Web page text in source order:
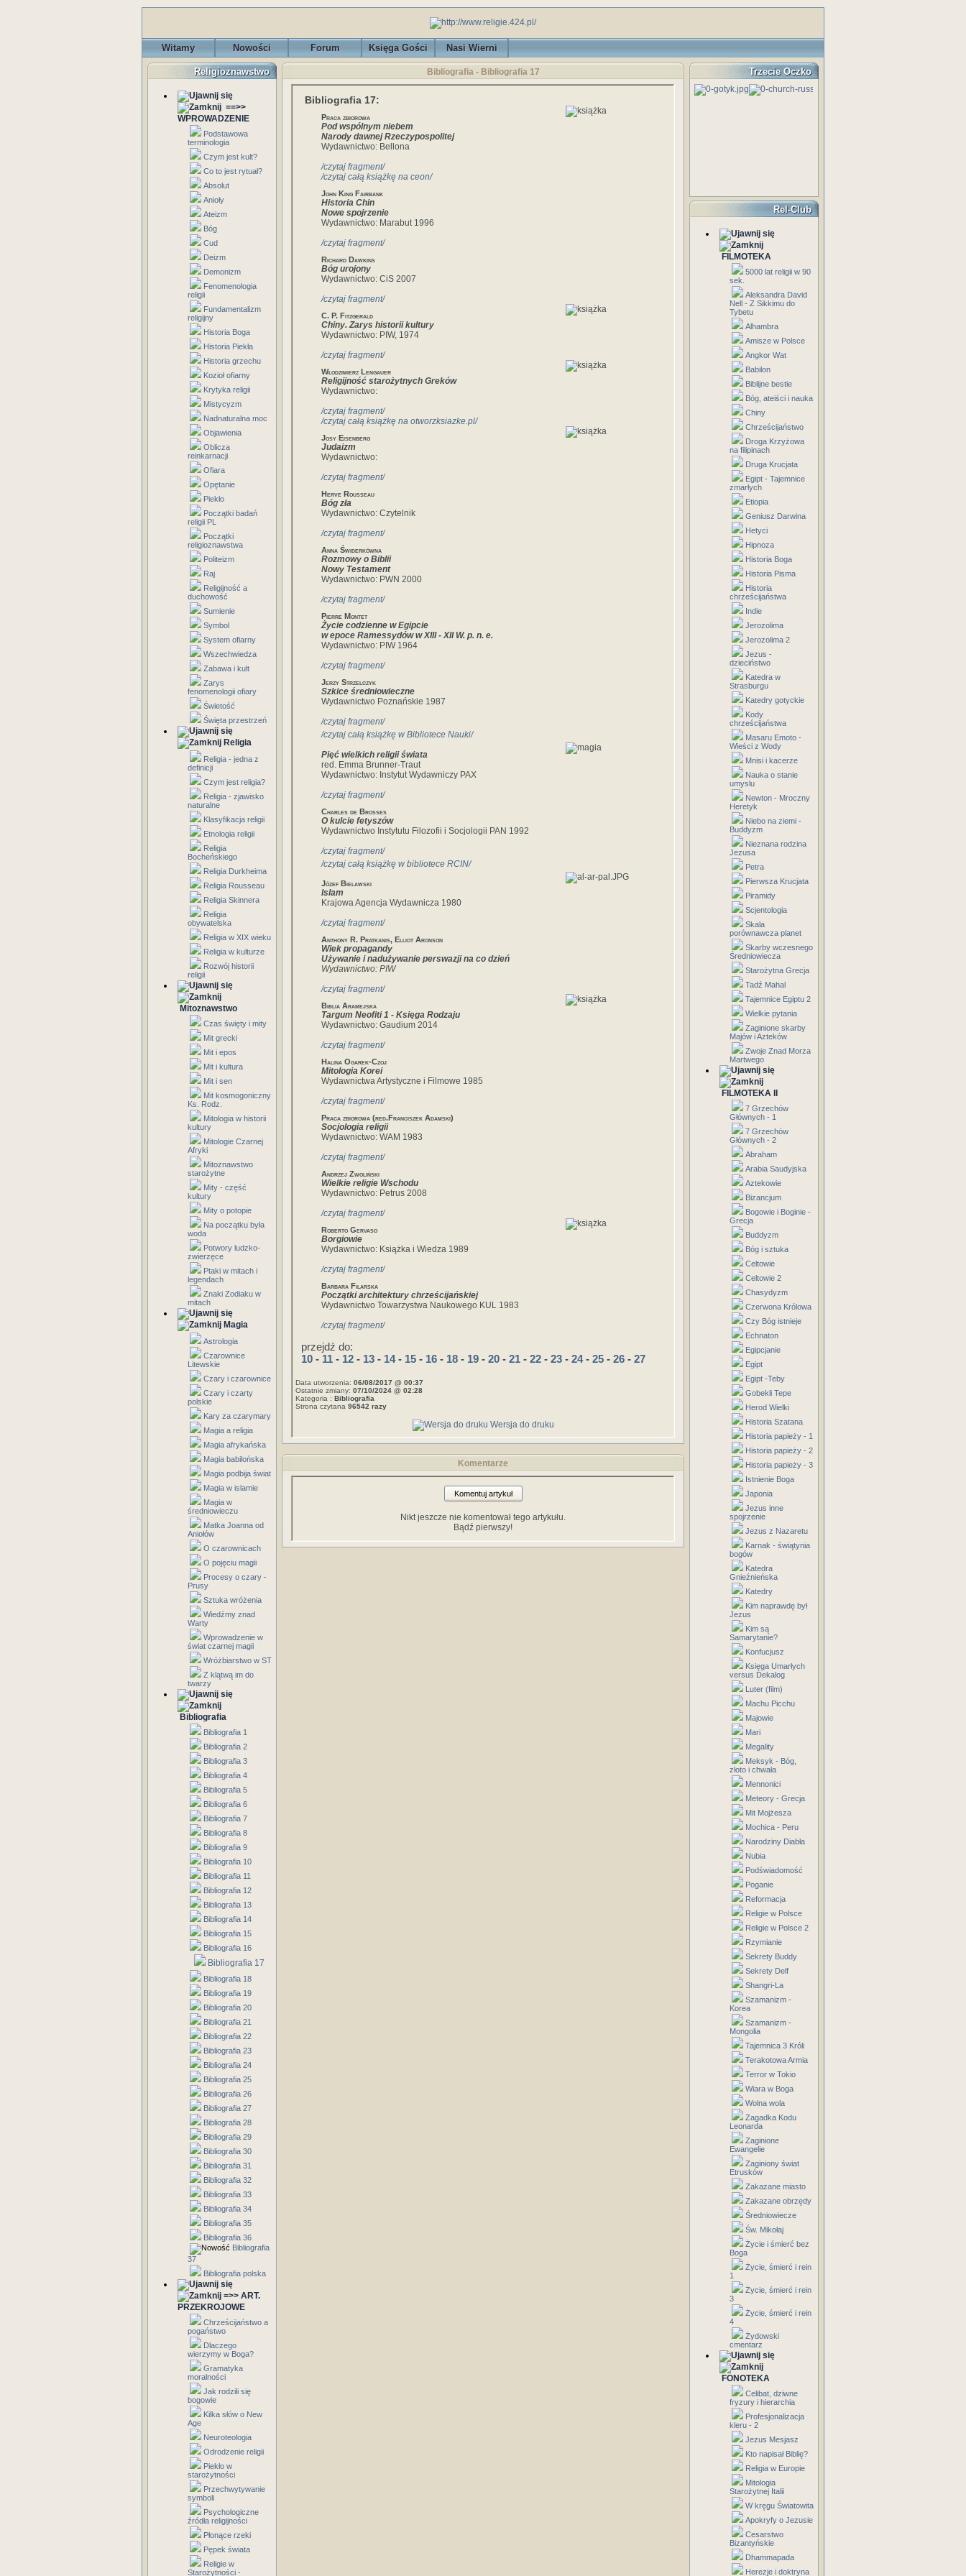
Witamy Nowości Forum Księga Gości Nasi Wierni
Religioznawstwo
==>>
WPROWADZENIE
Podstawowa
terminologia
Czym jest kult?
Co to jest rytuał?
Absolut
Anioły
Ateizm
Bóg
Cud
Deizm
Demonizm
Fenomenologia
religii
Fundamentalizm
religijny
Historia Boga
Historia Piekła
Historia grzechu
Kozioł ofiarny
Krytyka religii
Mistycyzm
Nadnaturalna moc
Objawienia
Oblicza
reinkarnacji
Ofiara
Opętanie
Piekło
Początki badań
religii PL
Początki
religioznawstwa
Politeizm
Raj
Religijność a
duchowość
Sumienie
Symbol
System ofiarny
Wszechwiedza
Zabawa i kult
Zarys
fenomenologii ofiary
Świetość
Święta przestrzeń
Religia
Religia - jedna z
definicji
Czym jest religia?
Religia - zjawisko
naturalne
Klasyfikacja religii
Etnologia religii
Religia
Bocheńskiego
Religia Durkheima
Religia Rousseau
Religia Skinnera
Religia
obywatelska
Religia w XIX wieku
Religia w kulturze
Rozwój historii
religii
Mitoznawstwo
Czas święty i mity
Mit grecki
Mit i epos
Mit i kultura
Mit i sen
Mit kosmogoniczny
Ks. Rodz.
Mitologia w historii
kultury
Mitologie Czarnej
Afryki
Mitoznawstwo
starożytne
Mity - część
kultury
Mity o potopie
Na początku była
woda
Potwory ludzko-
zwierzęce
Ptaki w mitach i
legendach
Znaki Zodiaku w
mitach
Magia
Astrologia
Czarownice
Litewskie
Czary i czarownice
Czary i czarty
polskie
Kary za czarymary
Magia a religia
Magia afrykańska
Magia babilońska
Magia podbija świat
Magia w islamie
Magia w
średniowieczu
Matka Joanna od
Aniołów
O czarownicach
O pojęciu magii
Procesy o czary -
Prusy
Sztuka wróżenia
Wiedźmy znad
Warty
Wprowadzenie w
świat czarnej magii
Wróżbiarstwo w ST
Z klątwą im do
twarzy
Bibliografia
Bibliografia 1
Bibliografia 2
Bibliografia 3
Bibliografia 4
Bibliografia 5
Bibliografia 6
Bibliografia 7
Bibliografia 8
Bibliografia 9
Bibliografia 10
Bibliografia 11
Bibliografia 12
Bibliografia 13
Bibliografia 14
Bibliografia 15
Bibliografia 16
Bibliografia 17
Bibliografia 18
Bibliografia 19
Bibliografia 20
Bibliografia 21
Bibliografia 22
Bibliografia 23
Bibliografia 24
Bibliografia 25
Bibliografia 26
Bibliografia 27
Bibliografia 28
Bibliografia 29
Bibliografia 30
Bibliografia 31
Bibliografia 32
Bibliografia 33
Bibliografia 34
Bibliografia 35
Bibliografia 36
Bibliografia
37
Bibliografia polska
=>> ART.
PRZEKROJOWE
Chrześcijaństwo a
pogaństwo
Dlaczego
wierzymy w Boga?
Gramatyka
moralności
Jak rodzili się
bogowie
Kilka słów o New
Age
Neuroteologia
Odrodzenie religii
Piekło w
starożytności
Przechwytywanie
symboli
Psychologiczne
źródła religijności
Płonące rzeki
Pępek świata
Religie w
Starożytności -
Bibliografia - Bibliografia 17
Bibliografia 17:
Praca zbiorowa
Pod wspólnym niebem
Narody dawnej Rzeczypospolitej
Wydawnictwo: Bellona
/czytaj fragment/
/czytaj całą książkę na ceon/
John King Fairbank
Historia Chin
Nowe spojrzenie
Wydawnictwo: Marabut 1996
/czytaj fragment/
Richard Dawkins
Bóg urojony
Wydawnictwo: CiS 2007
/czytaj fragment/
C. P. Fitzgerald
Chiny. Zarys historii kultury
Wydawnictwo: PIW, 1974
/czytaj fragment/
Włodzimierz Lengauer
Religijność starożytnych Greków
Wydawnictwo:
/czytaj fragment/
/czytaj całą książkę na otworzksiazke.pl/
Josy Eisenberg
Judaizm
Wydawnictwo:
/czytaj fragment/
Herve Rousseau
Bóg zła
Wydawnictwo: Czytelnik
/czytaj fragment/
Anna Świderkówna
Rozmowy o Biblii
Nowy Testament
Wydawnictwo: PWN 2000
/czytaj fragment/
Pierre Montet
Życie codzienne w Egipcie
w epoce Ramessydów w XIII - XII W. p. n. e.
Wydawnictwo: PIW 1964
/czytaj fragment/
Jerzy Strzelczyk
Szkice średniowieczne
Wydawnictwo Poznańskie 1987
/czytaj fragment/
/czytaj całą książkę w Bibliotece Nauki/
Pięć wielkich religii świata
red. Emma Brunner-Traut
Wydawnictwo: Instytut Wydawniczy PAX
/czytaj fragment/
Charles de Brosses
O kulcie fetyszów
Wydawnictwo Instytutu Filozofii i Socjologii PAN 1992
/czytaj fragment/
/czytaj całą książkę w bibliotece RCIN/
Józef Bielawski
Islam
Krajowa Agencja Wydawnicza 1980
/czytaj fragment/
Anthony R. Pratkanis, Elliot Aronson
Wiek propagandy
Używanie i nadużywanie perswazji na co dzień
Wydawnictwo: PIW
/czytaj fragment/
Biblia Aramejska
Targum Neofiti 1 - Księga Rodzaju
Wydawnictwo: Gaudium 2014
/czytaj fragment/
Halina Ogarek-Czoj
Mitologia Korei
Wydawnictwa Artystyczne i Filmowe 1985
/czytaj fragment/
Praca zbiorowa (red.Franciszek Adamski)
Socjologia religii
Wydawnictwo: WAM 1983
/czytaj fragment/
Andrzej Zwoliński
Wielkie religie Wschodu
Wydawnictwo: Petrus 2008
/czytaj fragment/
Roberto Gervaso
Borgiowie
Wydawnictwo: Książka i Wiedza 1989
/czytaj fragment/
Barbara Filarska
Początki architektury chrześcijańskiej
Wydawnictwo Towarzystwa Naukowego KUL 1983
/czytaj fragment/
przejdź do:
10 - 11 - 12 - 13 - 14- 15 - 16 - 18 - 19 - 20 - 21 - 22 - 23 - 24- 25 - 26 - 27
Data utworzenia: 06/08/2017 @ 00:37
Ostatnie zmiany: 07/10/2024 @ 02:28
Kategoria : Bibliografia
Strona czytana 96542 razy
Wersja do druku
Komentarze
Komentuj artykuł
Nikt jeszcze nie komentował tego artykułu.
Bądź pierwszy!
Trzecie Oczko
Rel-Club
FILMOTEKA
5000 lat religii w 90
sek.
Aleksandra David
Nell - Z Sikkimu do
Tybetu
Alhambra
Amisze w Polsce
Angkor Wat
Babilon
Biblijne bestie
Bóg, ateiści i nauka
Chiny
Chrześcijaństwo
Droga Krzyżowa
na filipinach
Druga Krucjata
Egipt - Tajemnice
zmarłych
Etiopia
Geniusz Darwina
Hetyci
Hipnoza
Historia Boga
Historia Pisma
Historia
chrześcijaństwa
Indie
Jerozolima
Jerozolima 2
Jezus -
dzieciństwo
Katedra w
Strasburgu
Katedry gotyckie
Kody
chrześcijaństwa
Masaru Emoto -
Wieści z Wody
Mnisi i kacerze
Nauka o stanie
umyslu
Newton - Mroczny
Heretyk
Niebo na ziemi -
Buddyzm
Nieznana rodzina
Jezusa
Petra
Pierwsza Krucjata
Piramidy
Scjentologia
Skala
porównawcza planet
Skarby wczesnego
Średniowiecza
Starożytna Grecja
Tadź Mahal
Tajemnice Egiptu 2
Wielkie pytania
Zaginione skarby
Majów i Azteków
Zwoje Znad Morza
Martwego
FILMOTEKA II
7 Grzechów
Głównych - 1
7 Grzechów
Głównych - 2
Abraham
Arabia Saudyjska
Aztekowie
Bizancjum
Bogowie i Boginie -
Grecja
Buddyzm
Bóg i sztuka
Celtowie
Celtowie 2
Chasydyzm
Czerwona Królowa
Czy Bóg istnieje
Echnaton
Egipcjanie
Egipt
Egipt -Teby
Gobekli Tepe
Herod Wielki
Historia Szatana
Historia papieży - 1
Historia papieży - 2
Historia papieży - 3
Istnienie Boga
Japonia
Jezus inne
spojrzenie
Jezus z Nazaretu
Karnak - świątynia
bogów
Katedra
Gnieźnieńska
Katedry
Kim naprawdę był
Jezus
Kim są
Samarytanie?
Konfucjusz
Księga Umarłych
versus Dekalog
Luter (film)
Machu Picchu
Majowie
Mari
Megality
Meksyk - Bóg,
złoto i chwała
Mennonici
Meteory - Grecja
Mit Mojżesza
Mochica - Peru
Narodziny Diabła
Nubia
Podświadomość
Poganie
Reformacja
Religie w Polsce
Religie w Polsce 2
Rzymianie
Sekrety Buddy
Sekrety Delf
Shangri-La
Szamanizm -
Korea
Szamanizm -
Mongolia
Tajemnica 3 Króli
Terakotowa Armia
Terror w Tokio
Wiara w Boga
Wolna wola
Zagadka Kodu
Leonarda
Zaginione
Ewangelie
Zaginiony świat
Etrusków
Zakazane miasto
Zakazane obrzędy
Średniowiecze
Św. Mikołaj
Życie i śmierć bez
Boga
Życie, śmierć i rein
1
Życie, śmierć i rein
3
Życie, śmierć i rein
4
Żydowski
cmentarz
FONOTEKA
Celibat, dziwne
fryzury i hierarchia
Profesjonalizacja
kleru - 2
Jezus Mesjasz
Kto napisał Biblię?
Religia w Europie
Mitologia
Starożytnej Italii
W kręgu Światowita
Apokryfy o Jezusie
Cesarstwo
Bizantyńskie
Dhammapada
Herezje i doktryna